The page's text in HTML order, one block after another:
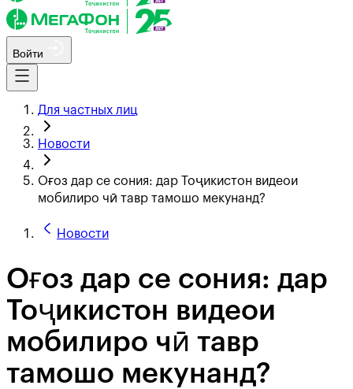
Войти
Для частных лиц
Новости
Оғоз дар се сония: дар Тоҷикистон видеои
мобилиро чӣ тавр тамошо мекунанд?
Новости
Оғоз дар се сония: дар
Тоҷикистон видеои
мобилиро чӣ тавр
тамошо мекунанд?